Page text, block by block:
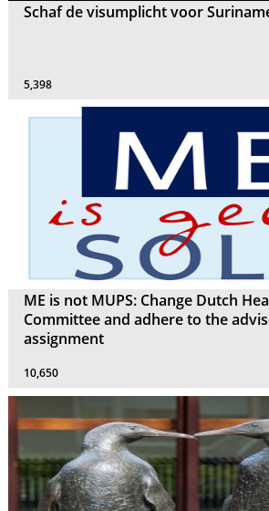
Schaf de visumplicht voor
5,398
ME is not MUPS: Change Dutch
Committee and adhere to the
assignment
10,650